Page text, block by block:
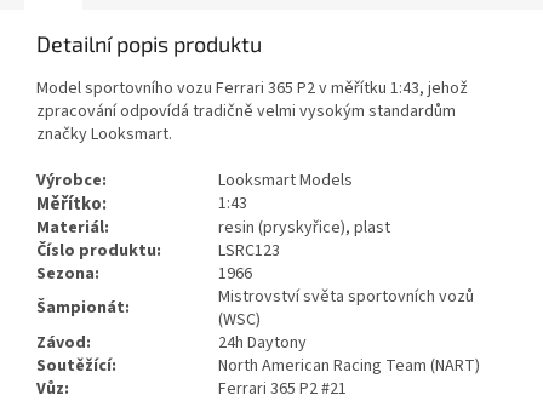
Detailní popis produktu
Model sportovního vozu Ferrari 365 P2 v měřítku 1:43, jehož
zpracování odpovídá tradičně velmi vysokým standardům
značky Looksmart.
Výrobce:
Looksmart Models
Měřítko:
1:43
Materiál:
resin (pryskyřice), plast
Číslo produktu:
LSRC123
Sezona:
1966
Šampionát:
Mistrovství světa sportovních vozů
(WSC)
Závod:
24h Daytony
Soutěžící:
North American Racing Team (NART)
Vůz:
Ferrari 365 P2 #21